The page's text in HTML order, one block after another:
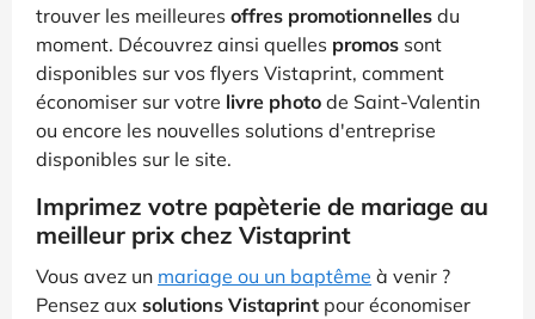
trouver les meilleures offres promotionnelles du
moment. Découvrez ainsi quelles promos sont
disponibles sur vos flyers Vistaprint, comment
économiser sur votre livre photo de Saint-Valentin
ou encore les nouvelles solutions d'entreprise
disponibles sur le site.
Imprimez votre papèterie de mariage au
meilleur prix chez Vistaprint
Vous avez un mariage ou un baptême à venir ?
Pensez aux solutions Vistaprint pour économiser